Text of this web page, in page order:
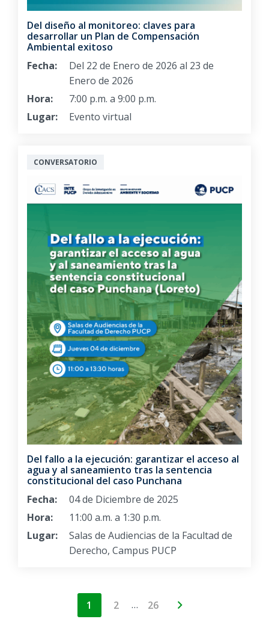
Del diseño al monitoreo: claves para
desarrollar un Plan de Compensación
Ambiental exitoso
Fecha:
Del 22 de Enero de 2026 al 23 de
Enero de 2026
Hora:
7:00 p.m. a 9:00 p.m.
Lugar:
Evento virtual
CONVERSATORIO
Del fallo a la ejecución: garantizar el acceso al
agua y al saneamiento tras la sentencia
constitucional del caso Punchana
Fecha:
04 de Diciembre de 2025
Hora:
11:00 a.m. a 1:30 p.m.
Lugar:
Salas de Audiencias de la Facultad de
Derecho, Campus PUCP
1 2 … 26